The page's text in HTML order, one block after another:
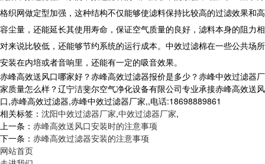
格织网做定型加强，这种结构不仅能够使滤料保持比较高的过滤效果和高
容尘量，还能延长其使用寿命，保证空气质量的良好，滤料本身的阻力相
对来说比较低，还能够节约系统的运行成本。中效过滤棉在一些公共场所
安装在内培或者音响里，还能有一定的吸音效果。
赤峰高效送风口哪家好？赤峰高效过滤器报价是多少？赤峰中效过滤器厂
家质量怎么样？辽宁洁斐尔空气净化设备有限公司专业承接赤峰高效送风
口,赤峰高效过滤器,赤峰中效过滤器厂家,,电话:18698889861
相关标签： 沈阳中效过滤器厂家,中效过滤器厂家,
上一条： 赤峰高效送风口安装时的注意事项
下一条： 赤峰高效过滤器安装的注意事项
网站首页